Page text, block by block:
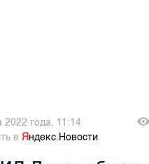
2022 года, 11:14
вЯндекс.Новости